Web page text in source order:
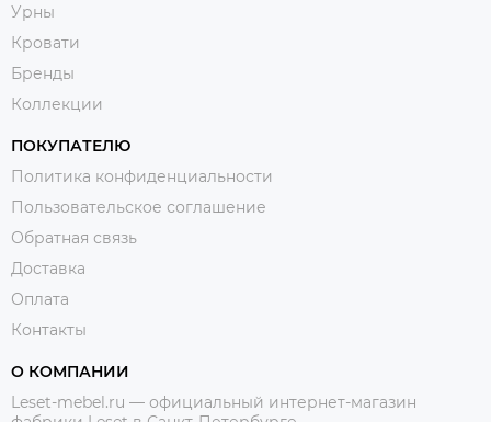
Урны
Кровати
Бренды
Коллекции
ПОКУПАТЕЛЮ
Политика конфиденциальности
Пользовательское соглашение
Обратная связь
Доставка
Оплата
Контакты
О КОМПАНИИ
Leset-mebel.ru — официальный интернет-магазин